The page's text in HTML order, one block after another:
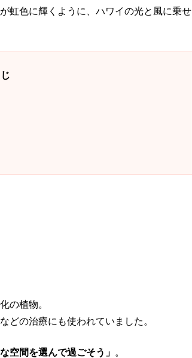
虹色に輝くように、ハワイの光と風に乗せ
の植物。
どの治療にも使われていました。
な空間を選んで過ごそう」 。